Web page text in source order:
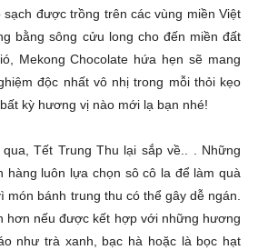
sạch được trồng trên các vùng miền Việt
bằng sông cửu long cho đến miền đất
Mekong Chocolate hứa hẹn sẽ mang
độc nhất vô nhị trong mỗi thỏi kẹo
kỳ hương vị nào mới lạ bạn nhé!
Tết Trung Thu lại sắp về.. . Những
hàng luôn lựa chọn sô cô la để làm quà
món bánh trung thu có thể gây dễ ngán.
hơn nếu được kết hợp với những hương
như trà xanh, bạc hà hoặc là bọc hạt